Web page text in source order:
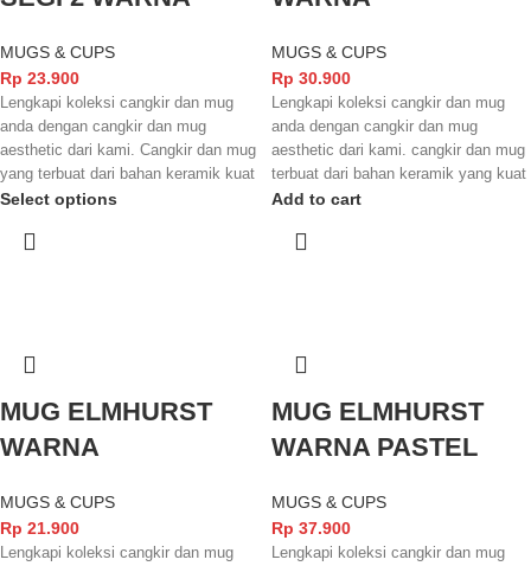
MUGS & CUPS
Rp 23.900
Lengkapi koleksi cangkir dan mug
anda dengan cangkir dan mug
aesthetic dari kami. Cangkir dan mug
yang terbuat dari bahan keramik kuat
dengan finishing yang glossy
Select options
MUGS & CUPS
Rp 30.900
Lengkapi koleksi cangkir dan mug
anda dengan cangkir dan mug
aesthetic dari kami. cangkir dan mug
terbuat dari bahan keramik yang kuat
dengan finishing yang glowsy
Add to cart
MUG ELMHURST
WARNA
MUGS & CUPS
Rp 21.900
Lengkapi koleksi cangkir dan mug
MUG ELMHURST
WARNA PASTEL
MUGS & CUPS
Rp 37.900
Lengkapi koleksi cangkir dan mug